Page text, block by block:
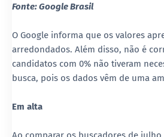
Fonte: Google Brasil
O Google informa que os valores
arredondados. Além disso, não é
candidatos com 0% não tiveram
busca, pois os dados vêm de uma
Em alta